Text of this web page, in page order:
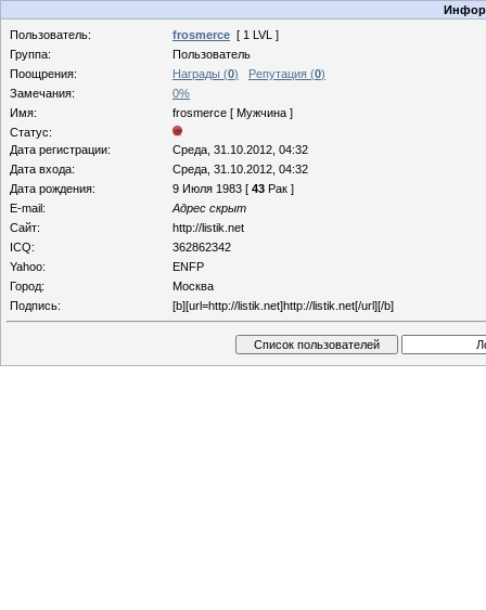
Пользователь:
frosmerce [ 1 LVL ]
Группа:
Пользователь
Поощрения:
Награды (0) Репутация (0)
Замечания:
0%
Имя:
frosmerce [ Мужчина ]
Статус:
Дата регистрации:
Среда, 31.10.2012, 04:32
Дата входа:
Среда, 31.10.2012, 04:32
Дата рождения:
9 Июля 1983 [ 43 Рак ]
E-mail:
Адрес скрыт
Сайт:
http://listik.net
ICQ:
362862342
Yahoo:
ENFP
Город:
Москва
Подпись:
[b][url=http://listik.net]http://listik.net[/url][/b]